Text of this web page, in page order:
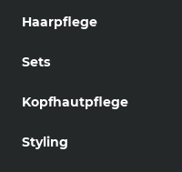
Haarpflege
Sets
Kopfhautpflege
Styling